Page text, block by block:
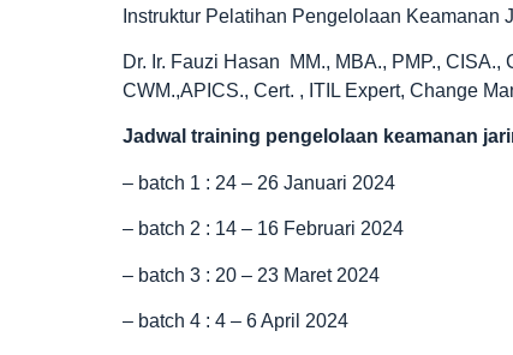
Instruktur Pelatihan Pengelolaan Keamanan
Dr. Ir. Fauzi Hasan MM., MBA., PMP., CISA.,
CWM.,APICS., Cert. , ITIL Expert, Change
Jadwal training pengelolaan keamanan
– batch 1 : 24 – 26 Januari 2024
– batch 2 : 14 – 16 Februari 2024
– batch 3 : 20 – 23 Maret 2024
– batch 4 : 4 – 6 April 2024